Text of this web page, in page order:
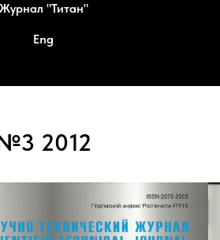
Журнал "Титан"
Eng
2012